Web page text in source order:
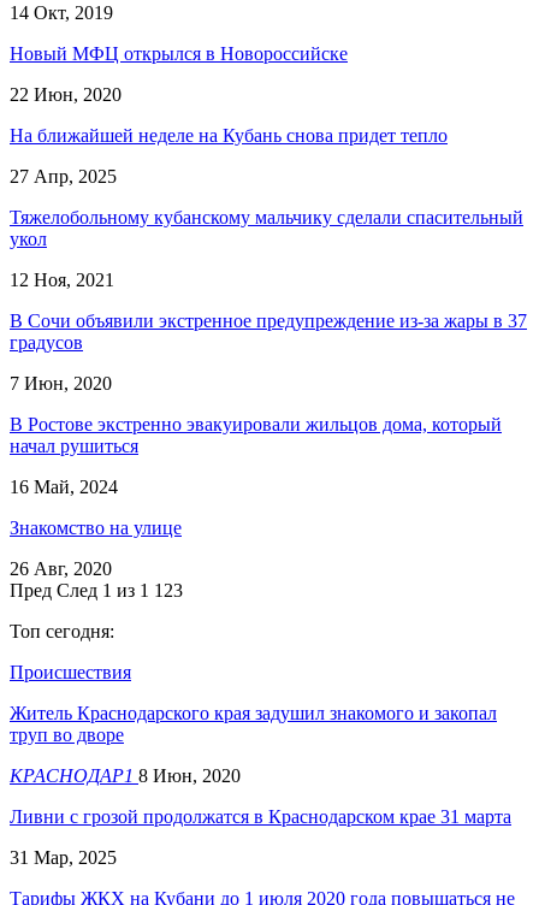
14 Окт, 2019
Новый МФЦ открылся в Новороссийске
22 Июн, 2020
На ближайшей неделе на Кубань снова придет тепло
27 Апр, 2025
Тяжелобольному кубанскому мальчику сделали спасительный
укол
12 Ноя, 2021
В Сочи объявили экстренное предупреждение из-за жары в 37
градусов
7 Июн, 2020
В Ростове экстренно эвакуировали жильцов дома, который
начал рушиться
16 Май, 2024
Знакомство на улице
26 Авг, 2020
Пред След 1 из 1 123
Топ сегодня:
Происшествия
Житель Краснодарского края задушил знакомого и закопал
труп во дворе
КРАСНОДАР1 8 Июн, 2020
Ливни с грозой продолжатся в Краснодарском крае 31 марта
31 Мар, 2025
Тарифы ЖКХ на Кубани до 1 июля 2020 года повышаться не